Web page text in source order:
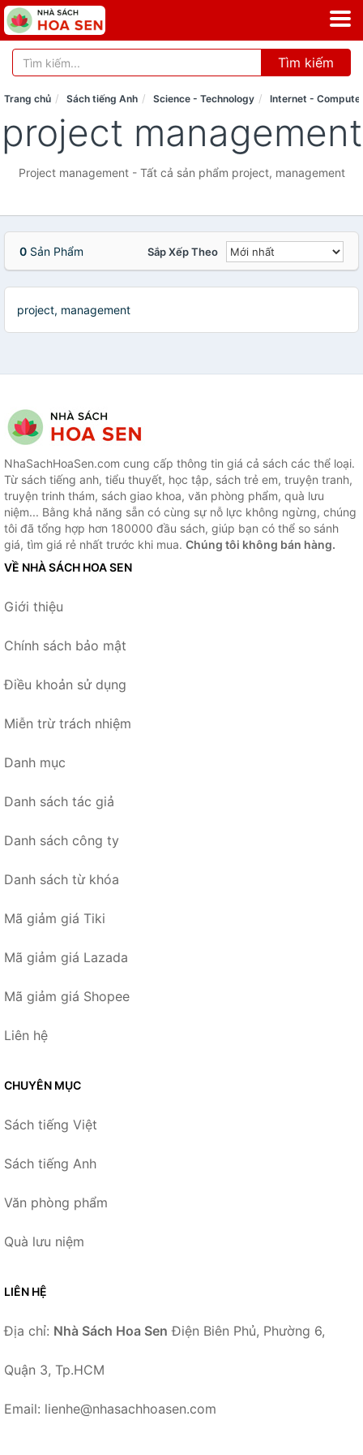
Tìm kiếm
Trang chủ Sách tiếng Anh Science - Technology Internet -
project management
Project management - Tất cả sản phẩm project, management
0 Sản Phẩm Sắp Xếp Theo
project, management
NhaSachHoaSen.com cung cấp thông tin giá cả sách các thể loại.
Từ sách tiếng anh, tiểu thuyết, học tập, sách trẻ em, truyện tranh,
truyện trinh thám, sách giao khoa, văn phòng phẩm, quà lưu
niệm... Bằng khả năng sẵn có cùng sự nỗ lực không ngừng, chúng
tôi đã tổng hợp hơn 180000 đầu sách, giúp bạn có thể so sánh
giá, tìm giá rẻ nhất trước khi mua. Chúng tôi không bán hàng.
VỀ NHÀ SÁCH HOA SEN
Giới thiệu
Chính sách bảo mật
Điều khoản sử dụng
Miễn trừ trách nhiệm
Danh mục
Danh sách tác giả
Danh sách công ty
Danh sách từ khóa
Mã giảm giá Tiki
Mã giảm giá Lazada
Mã giảm giá Shopee
Liên hệ
CHUYÊN MỤC
Sách tiếng Việt
Sách tiếng Anh
Văn phòng phẩm
Quà lưu niệm
LIÊN HỆ
Địa chỉ: Nhà Sách Hoa Sen Điện Biên Phủ, Phường 6,
Quận 3, Tp.HCM
Email: lienhe@nhasachhoasen.com